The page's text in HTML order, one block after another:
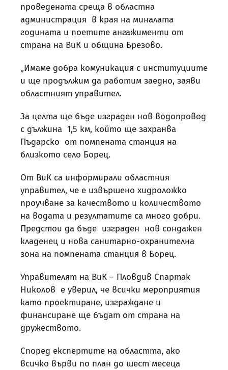
проведената среща в областна
администрация в края на миналата
годината и поетите ангажименти от
страна на ВиК и община Брезово.
„Имаме добра комуникация с институциите
и ще продължим да работим заедно, заяви
областният управител.
За целта ще бъде изграден нов водопровод
с дължина 1,5 км, който ще захранва
Пъдарско от помпената станция на
близкото село Борец.
От ВиК са информирали областния
управител, че е извършено хидроложко
проучване за качеството и количеството
на водата и резултатите са много добри.
Предстои да бъде изграден нов сондажен
кладенец и нова санитарно-охранителна
зона на помпената станция в Борец.
Управителят на ВиК – Пловдив Спартак
Николов е уверил, че всички мероприятия
като проектиране, изграждане и
финансиране ще бъдат от страна на
дружеството.
Според експертите на областта, ако
всичко върви по план до шест месеца